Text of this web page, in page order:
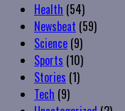
Health (54)
Newsbeat (59)
Science (9)
Sports (10)
Stories (1)
Tech (9)